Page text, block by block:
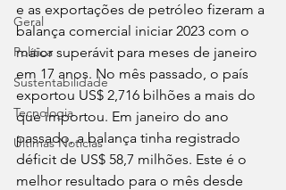
Geral
Política
Sustentabilidade
Tecnologia
Últimas Notícias
e as exportações de petróleo fizeram a
balança comercial iniciar 2023 com o
maior superávit para meses de janeiro
em 17 anos. No mês passado, o país
exportou US$ 2,716 bilhões a mais do
que importou. Em janeiro do ano
passado, a balança tinha registrado
déficit de US$ 58,7 milhões. Este é o
melhor resultado para o mês desde